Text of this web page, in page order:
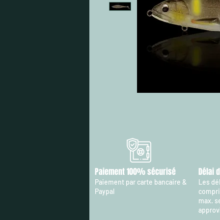
Paiement 100% sécurisé
Paiement par carte bancaire &
Paypal
Délai
Les
max.